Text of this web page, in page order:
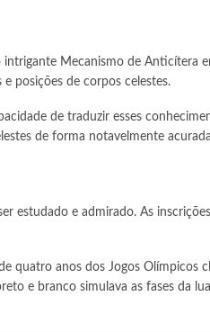
Mecanismo de Anticítera
posições de corpos celestes.
de traduzir esses
de forma notavelmente
estudado e admirado. As
quatro anos dos Jogos Olímpicos
e branco simulava as fases da